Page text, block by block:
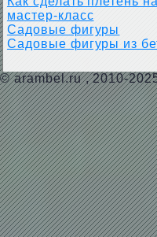
мастер-класс
Садовые фигуры
Садовые фигуры из
© arambel.ru, 2010-